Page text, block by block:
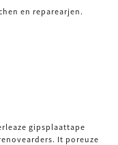
en reparearjen.
gipsplaattape
It poreuze